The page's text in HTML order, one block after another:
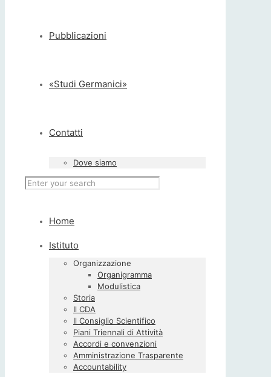
Pubblicazioni
«Studi Germanici»
Contatti
Dove siamo
Home
Istituto
Organizzazione
Organigramma
Modulistica
Storia
Il CDA
Il Consiglio Scientifico
Piani Triennali di Attività
Accordi e convenzioni
Amministrazione Trasparente
Accountability